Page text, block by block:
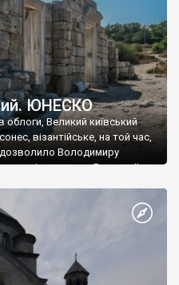
ЮНЕСКО
облоги, Великий київський
візантійське, на той час,
дозволило Володимиру
імператору Василю ІІ, та
став Василем-християнином.
Херсонесу Таврійського